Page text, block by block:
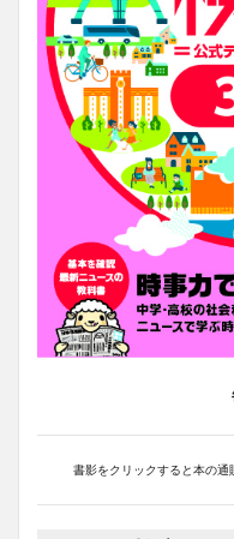
書影をクリックすると本の通